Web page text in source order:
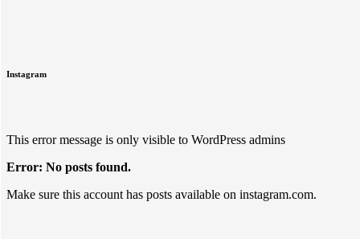
Instagram
This error message is only visible to WordPress admins
Error: No posts found.
Make sure this account has posts available on instagram.com.